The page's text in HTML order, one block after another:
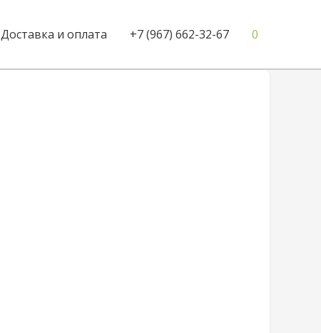
Доставка и оплата +7 (967) 662-32-67 0